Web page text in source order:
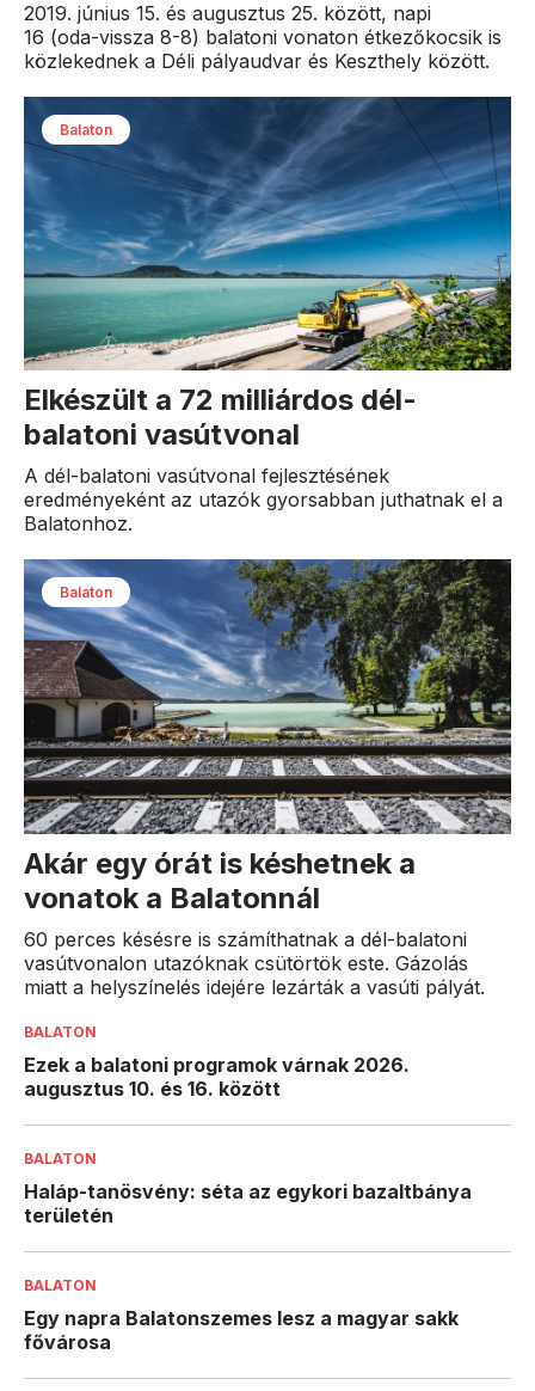
2019. június 15. és augusztus 25. között, napi
16 (oda-vissza 8-8) balatoni vonaton étkezőkocsik is
közlekednek a Déli pályaudvar és Keszthely között.
Balaton
Elkészült a 72 milliárdos dél-
balatoni vasútvonal
A dél-balatoni vasútvonal fejlesztésének
eredményeként az utazók gyorsabban juthatnak el a
Balatonhoz.
Balaton
Akár egy órát is késhetnek a
vonatok a Balatonnál
60 perces késésre is számíthatnak a dél-balatoni
vasútvonalon utazóknak csütörtök este. Gázolás
miatt a helyszínelés idejére lezárták a vasúti pályát.
BALATON
Ezek a balatoni programok várnak 2026.
augusztus 10. és 16. között
BALATON
Haláp-tanösvény: séta az egykori bazaltbánya
területén
BALATON
Egy napra Balatonszemes lesz a magyar sakk
fővárosa